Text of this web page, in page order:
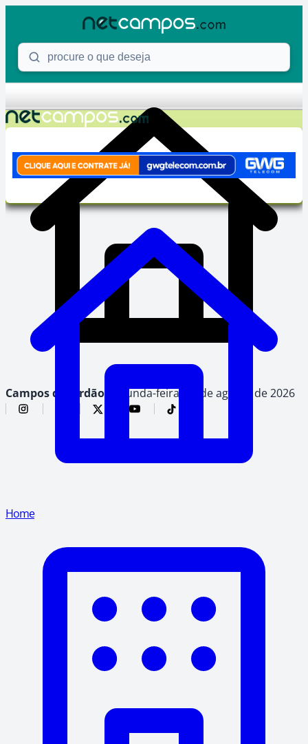
Procure o que deseja
Campos do Jordão, segunda-feira, 10 de agosto de 2026
Home